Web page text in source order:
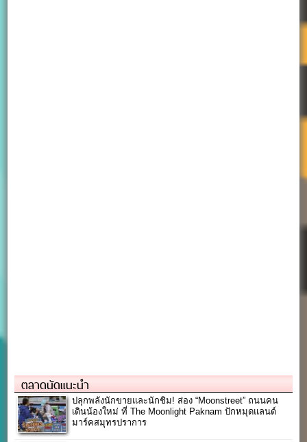
ตลาดนัดแนะนำ
ปลุกพลังนักขายและนักชิม! ส่อง “Moonstreet” ถนนคน
เดินน้องใหม่ ที่ The Moonlight Paknam ปักหมุดแลนด์
มาร์คสมุทรปราการ